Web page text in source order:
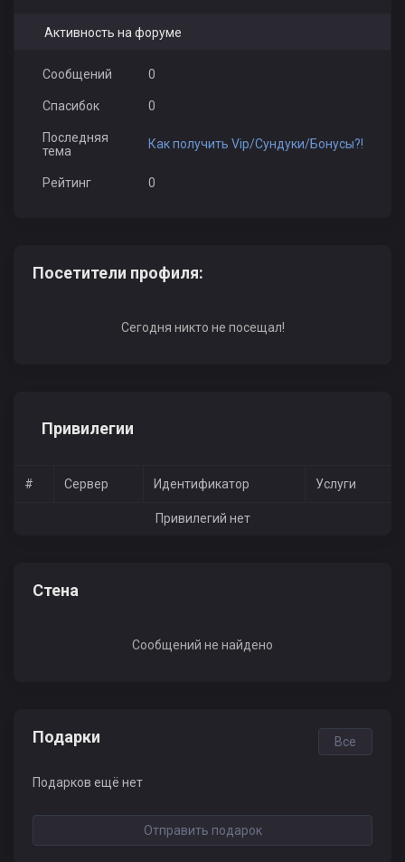
Активность на форуме
Сообщений 0
Спасибок 0
Последняя
тема
Как получить Vip/Сундуки/Бонусы?!
Рейтинг 0
Посетители профиля:
Сегодня никто не посещал!
Привилегии
# Сервер Идентификатор Услуги
Привилегий нет
Стена
Сообщений не найдено
Подарки Все
Подарков ещё нет
Отправить подарок